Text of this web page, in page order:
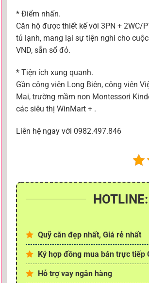
* Điểm nhấn.
Căn hộ được thiết kế với 3PN + 2WC/
tủ lạnh, mang lại sự tiện nghi cho
VND, sẵn sổ đỏ.
* Tiện ích xung quanh.
Gần công viên Long Biên, công viên
Mai, trường mầm non Montessori
các siêu thị WinMart + .
Liên hệ ngay với 0982.497.846
Quỹ căn đẹp nhất, Giá rẻ nhất
Ký hợp đồng mua bán trực tiếp
Hỗ trợ vay ngân hàng